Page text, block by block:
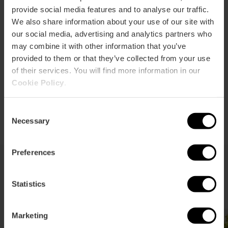
provide social media features and to analyse our traffic.
We also share information about your use of our site with
our social media, advertising and analytics partners who
may combine it with other information that you’ve
provided to them or that they’ve collected from your use
of their services. You will find more information in our
Cookie Policy
Selection
Necessary
Preferences
Statistics
Marketing
Estos premios son una forma de reconocer el papel
fundamental que los museos desempeñan como
impulsores sociales y sitúan a los ganadores en una
posición de prestigio internacional, especialmente en
Europa.
últimas noticias